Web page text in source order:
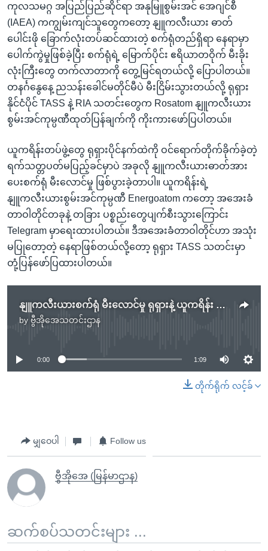
ကုလသမဂ္ဂ အပြည်ပြည်ဆိုင်ရာ အနုမြူစွမ်းအင် အေဂျင်စီ
(IAEA) ကကျွမ်းကျင်သူတွေကတော့ နျူကလီးယား ဓာတ်
ပေါင်းဖို ခြောက်လုံးတပ်ဆင်ထားတဲ့ စက်ရုံတည်ရှိရာ နေရာမှာ
ပေါက်ကွဲမှုဖြစ်ခဲ့ပြီး စက်ရုံရဲ့ မြောက်ပိုင်း ဧရိယာတဝိုက် မီးခိုး
လုံးကြီးတွေ တက်လာတာကို တွေ့မြင်ရတယ်လို့ ပြောပါတယ်။
တနင်္ဂနွေနေ့ ညသန်းခေါင်မတိုင်မီပဲ မီးငြိမ်းသွားတယ်လို့ ရုရှား
နိုင်ငံပိုင် TASS နဲ့ RIA သတင်းတွေက Rosatom နျူကလီးယား
စွမ်းအင်ကုမ္ပဏီထုတ်ပြန်ချက်ကို ကိုးကားဖော်ပြပါတယ်။
ယူကရိန်းတပ်ဖွဲ့တွေ ရုရှားပိုင်နက်ထဲကို ဝင်ရောက်တိုက်ခိုက်ခဲ့တဲ့
ရက်သတ္တပတ်မပြည့်ခင်မှာပဲ အခုလို နျူကလီးယားဓာတ်အား
ပေးစက်ရုံ မီးလောင်မှု ဖြစ်ပွားခဲ့တာပါ။ ယူကရိန်းရဲ့
နျူကလီးယားစွမ်းအင်ကုမ္ပဏီ Energoatom ကတော့ အအေးခံ
တာဝါတိုင်တခုနဲ့ တခြား ပစ္စည်းတွေပျက်စီးသွားကြောင်း
Telegram မှာရေးထားပါတယ်။ ဒီအအေးခံတာဝါတိုင်ဟာ အသုံး
မပြုတော့တဲ့ နေရာဖြစ်တယ်လို့တော့ ရုရှား TASS သတင်းမှာ
တုံ့ပြန်ဖော်ပြထားပါတယ်။
နျူကလီးယားစက်ရုံ မီးလောင်မှု ရုရှားနဲ့ ယူကရိန်း အပြန်အလှန်စွပ်စွဲ
by ဗွီအိုအေသတင်းဌာန
No media source currently available
0:00 1:09
တိုက်ရိုက် လင့်ခ်
မျှဝေပါ Follow us
ဗွီအိုအေ (မြန်မာဌာန)
ဆက်စပ်သတင်းများ ...